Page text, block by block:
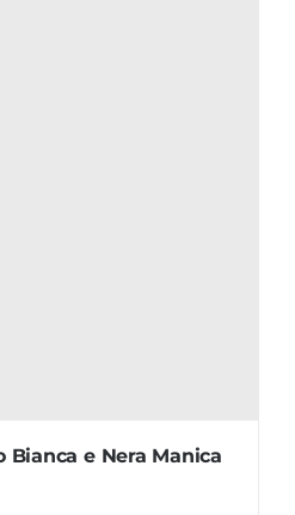
Bianca e Nera Manica